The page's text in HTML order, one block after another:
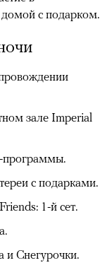
с подарком.
зале Imperial
программы.
с подарками.
1-й сет.
и Снегурочки.